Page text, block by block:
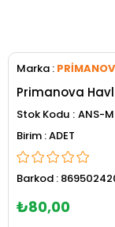
Marka :
Primanova
Stok Kodu ANS-
ADET
Barkod :
₺80,00